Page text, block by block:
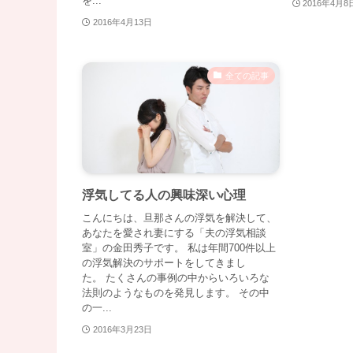
2016年4月13日
2016年4月8
全ての記事
浮気してる人の興味深い心理
こんにちは、旦那さんの浮気を解決して、
あなたを愛され妻にする「夫の浮気相談
室」の金田秀子です。 私は年間700件以上
の浮気解決のサポートをしてきまし
た。 たくさんの事例の中からいろいろな
法則のようなものを発見します。 その中
の一...
2016年3月23日